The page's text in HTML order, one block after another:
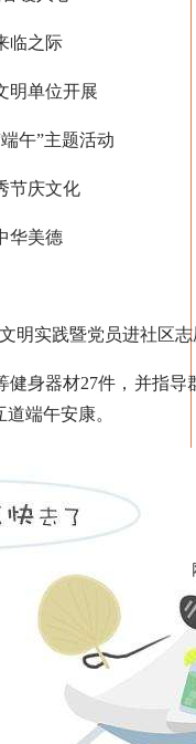
临之际
明单位开展
午”主题活动
节庆文化
华美德
实践暨党员进社区志
器材27件，并指导
端午安康。